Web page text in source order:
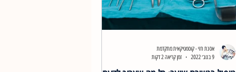
אסנת חזי - קוסמטיקאית מתקדמת
9 בנוב׳ 2022
זמן קריאה 2 דקות